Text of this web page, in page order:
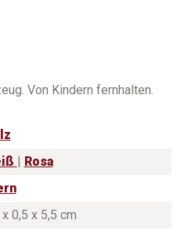
Von Kindern fernhalten.
Rosa
x 0,5 x 5,5 cm